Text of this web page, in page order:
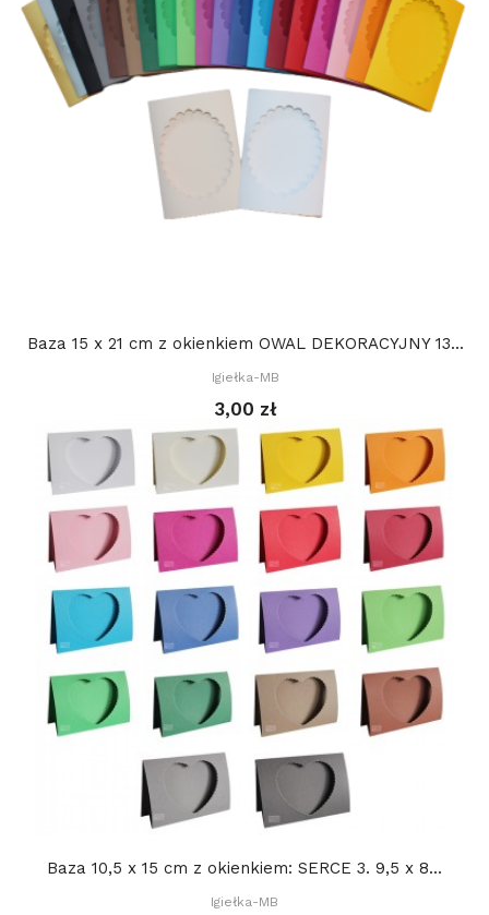
Baza 15 x 21 cm z okienkiem OWAL DEKORACYJNY 13...
Igiełka-MB
3,00 zł
Baza 10,5 x 15 cm z okienkiem: SERCE 3. 9,5 x 8...
Igiełka-MB